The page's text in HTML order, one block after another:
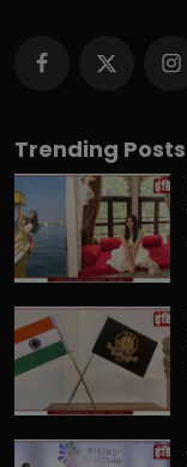
Trending Posts